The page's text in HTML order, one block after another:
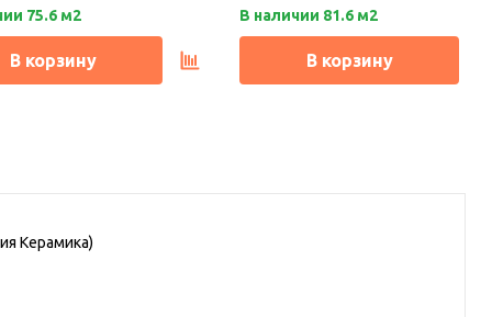
75.6 м2
В корзину
В наличии 81.6 м2
В корзину
Керамика)